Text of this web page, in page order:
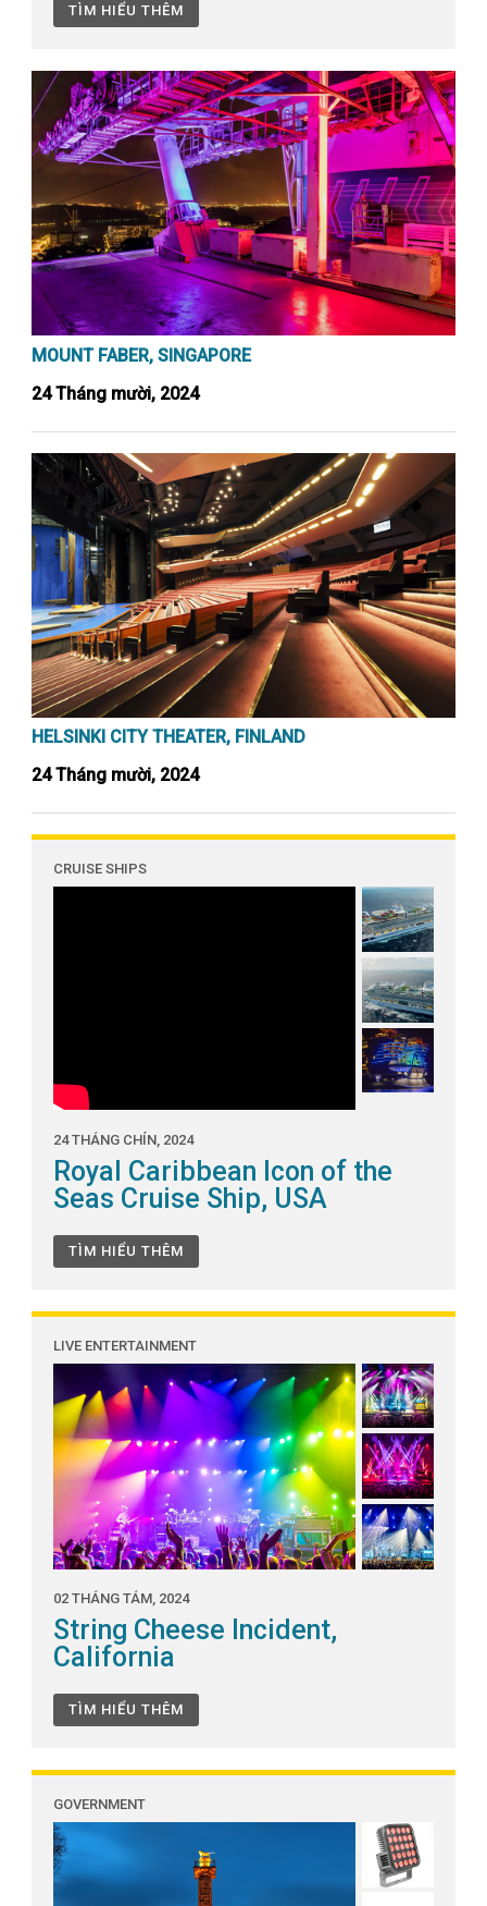
TÌM HIỂU THÊM
MOUNT FABER, SINGAPORE
24 Tháng mười, 2024
HELSINKI CITY THEATER, FINLAND
24 Tháng mười, 2024
CRUISE SHIPS
24 THÁNG CHÍN, 2024
Royal Caribbean Icon of the
Seas Cruise Ship, USA
TÌM HIỂU THÊM
LIVE ENTERTAINMENT
02 THÁNG TÁM, 2024
String Cheese Incident,
California
TÌM HIỂU THÊM
GOVERNMENT